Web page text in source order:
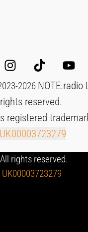
2026 NOTE.radio
reserved.
registered
UK00003723279
rights reserved.
UK00003723279